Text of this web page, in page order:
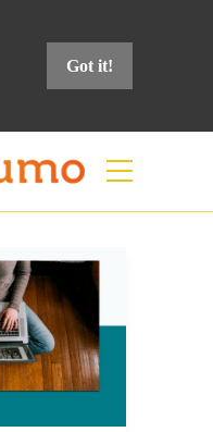
Got it!